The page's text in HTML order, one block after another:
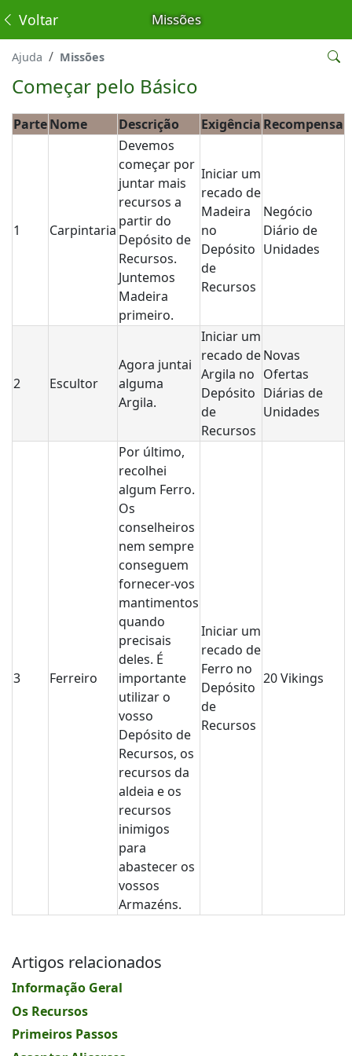
Missões
Voltar
Ajuda Missões
Começar pelo Básico
ParteNome Descrição Exigência Recompensa
1 Carpintaria
Devemos
começar por
juntar mais
recursos a
partir do
Depósito de
Recursos.
Juntemos
Madeira
primeiro.
Iniciar um
recado de
Madeira
no
Depósito
de
Recursos
Negócio
Diário de
Unidades
2 Escultor
Agora juntai
alguma
Argila.
Iniciar um
recado de
Argila no
Depósito
de
Recursos
Novas
Ofertas
Diárias de
Unidades
3 Ferreiro
Por último,
recolhei
algum Ferro.
Os
conselheiros
nem sempre
conseguem
fornecer-vos
mantimentos
quando
precisais
deles. É
importante
utilizar o
vosso
Depósito de
Recursos, os
recursos da
aldeia e os
recursos
inimigos
para
abastecer os
vossos
Armazéns.
Iniciar um
recado de
Ferro no
Depósito
de
Recursos
20 Vikings
Artigos relacionados
Informação Geral
Os Recursos
Primeiros Passos